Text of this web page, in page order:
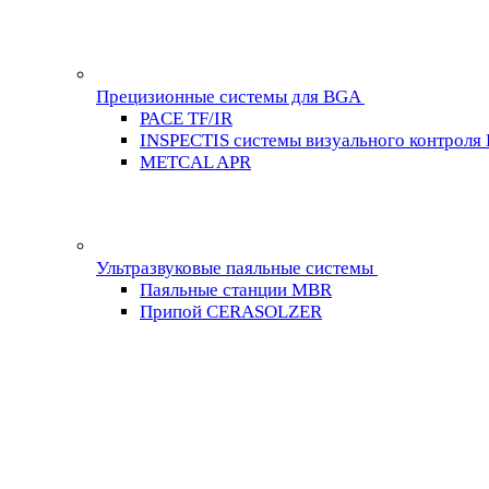
Прецизионные системы для BGA
PACE TF/IR
INSPECTIS системы визуального контроля
METCAL APR
Ультразвуковые паяльные системы
Паяльные станции MBR
Припой CERASOLZER